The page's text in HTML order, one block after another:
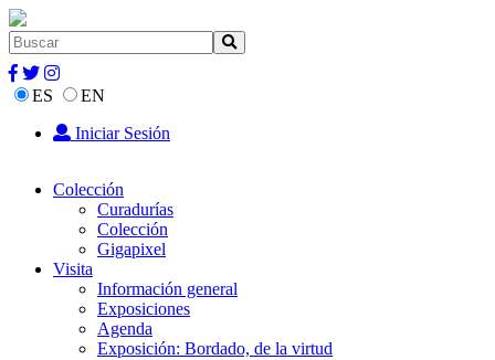
ES
EN
Iniciar Sesión
Colección
Curadurías
Colección
Gigapixel
Visita
Información general
Exposiciones
Agenda
Exposición: Bordado, de la virtud